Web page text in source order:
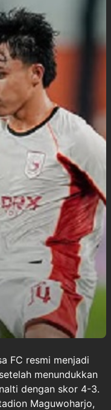
FC resmi menjadi
menundukkan
dengan skor 4-3.
Maguwoharjo,